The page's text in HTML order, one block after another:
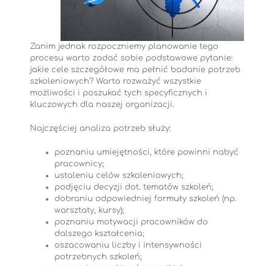
Zanim jednak rozpoczniemy planowanie tego
procesu warto zadać sobie podstawowe pytanie:
jakie cele szczegółowe ma pełnić badanie potrzeb
szkoleniowych? Warto rozważyć wszystkie
możliwości i poszukać tych specyficznych i
kluczowych dla naszej organizacji.
Najczęściej analiza potrzeb służy:
poznaniu umiejętności, które powinni nabyć
pracownicy;
ustaleniu celów szkoleniowych;
podjęciu decyzji dot. tematów szkoleń;
dobraniu odpowiedniej formuły szkoleń (np.
warsztaty, kursy);
poznaniu motywacji pracowników do
dalszego kształcenia;
oszacowaniu liczby i intensywności
potrzebnych szkoleń;